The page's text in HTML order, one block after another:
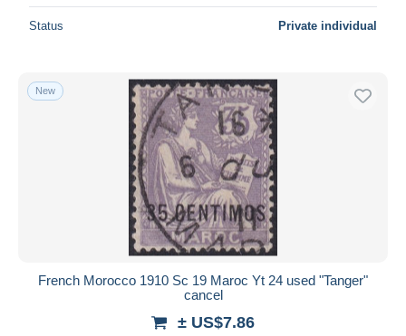
Status Private individual
New
French Morocco 1910 Sc 19 Maroc Yt 24 used "Tanger"
cancel
± US$7.86